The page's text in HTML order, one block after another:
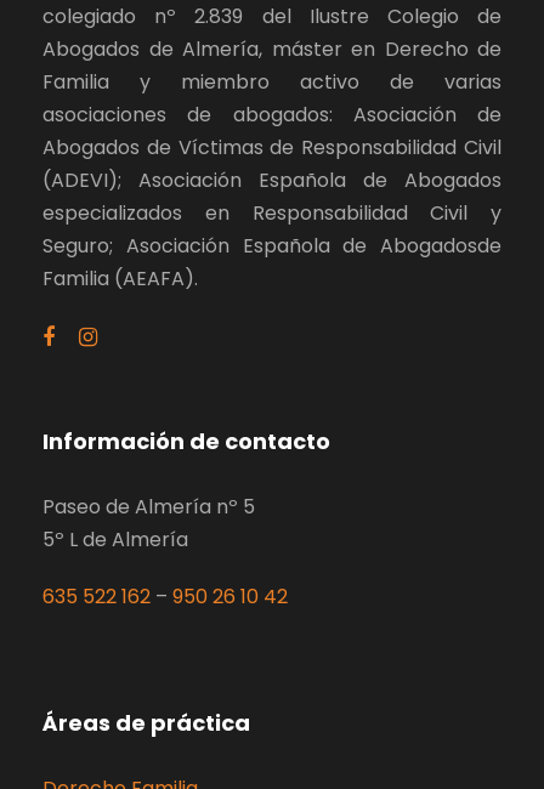
colegiado nº 2.839 del Ilustre Colegio de
Abogados de Almería, máster en Derecho de
Familia y miembro activo de varias
asociaciones de abogados: Asociación de
Abogados de Víctimas de Responsabilidad Civil
(ADEVI); Asociación Española de Abogados
especializados en Responsabilidad Civil y
Seguro; Asociación Española de Abogadosde
Familia (AEAFA).
Información de contacto
Paseo de Almería nº 5
5º L de Almería
635 522 162 – 950 26 10 42
Áreas de práctica